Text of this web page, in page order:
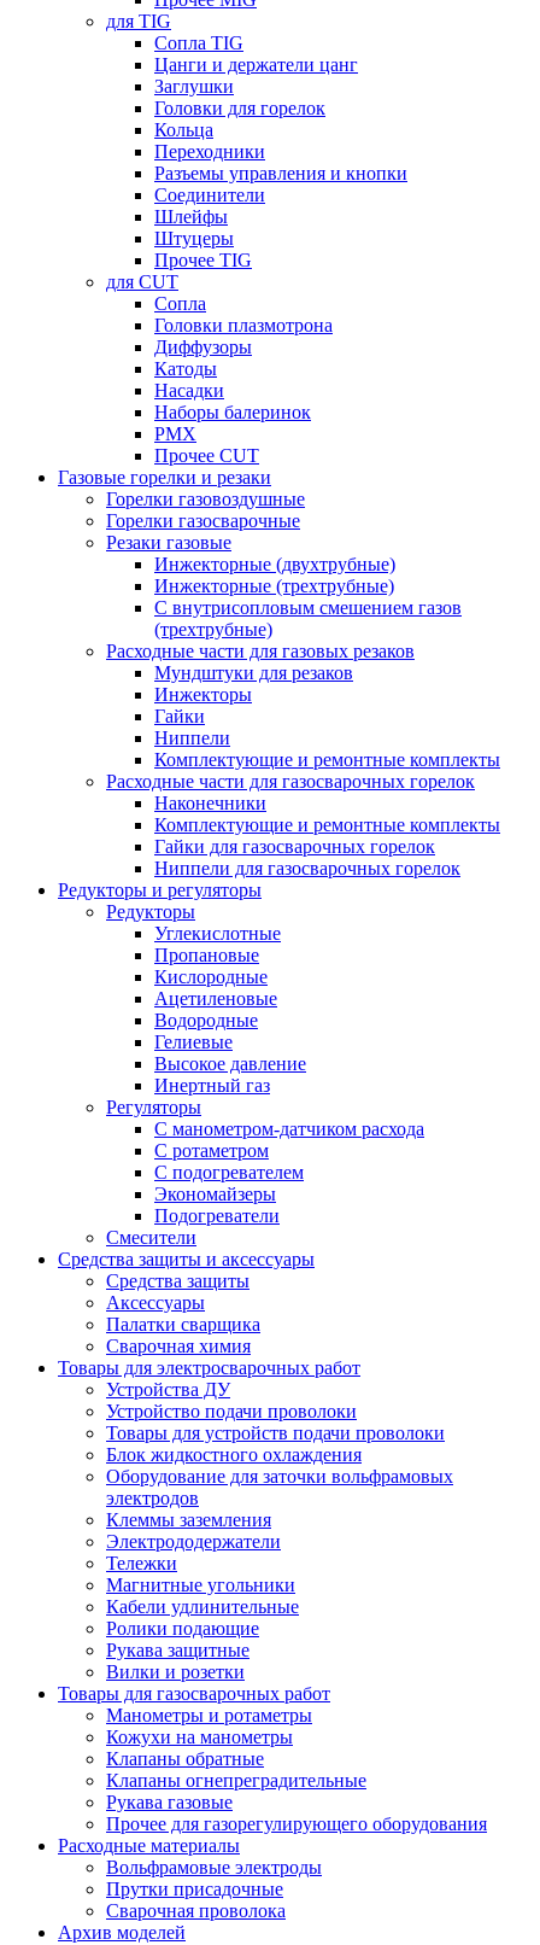
для TIG
Сопла TIG
Цанги и держатели цанг
Заглушки
Головки для горелок
Кольца
Переходники
Разъемы управления и кнопки
Соединители
Шлейфы
Штуцеры
Прочее TIG
для CUT
Сопла
Головки плазмотрона
Диффузоры
Катоды
Насадки
Наборы балеринок
PMX
Прочее CUT
Газовые горелки и резаки
Горелки газовоздушные
Горелки газосварочные
Резаки газовые
Инжекторные (двухтрубные)
Инжекторные (трехтрубные)
С внутрисопловым смешением газов
(трехтрубные)
Расходные части для газовых резаков
Мундштуки для резаков
Инжекторы
Гайки
Ниппели
Комплектующие и ремонтные комплекты
Расходные части для газосварочных горелок
Наконечники
Комплектующие и ремонтные комплекты
Гайки для газосварочных горелок
Ниппели для газосварочных горелок
Редукторы и регуляторы
Редукторы
Углекислотные
Пропановые
Кислородные
Ацетиленовые
Водородные
Гелиевые
Высокое давление
Инертный газ
Регуляторы
С манометром-датчиком расхода
С ротаметром
С подогревателем
Экономайзеры
Подогреватели
Смесители
Средства защиты и аксессуары
Средства защиты
Аксессуары
Палатки сварщика
Сварочная химия
Товары для электросварочных работ
Устройства ДУ
Устройство подачи проволоки
Товары для устройств подачи проволоки
Блок жидкостного охлаждения
Оборудование для заточки вольфрамовых
электродов
Клеммы заземления
Электрододержатели
Тележки
Магнитные угольники
Кабели удлинительные
Ролики подающие
Рукава защитные
Вилки и розетки
Товары для газосварочных работ
Манометры и ротаметры
Кожухи на манометры
Клапаны обратные
Клапаны огнепреградительные
Рукава газовые
Прочее для газорегулирующего оборудования
Расходные материалы
Вольфрамовые электроды
Прутки присадочные
Сварочная проволока
Архив моделей